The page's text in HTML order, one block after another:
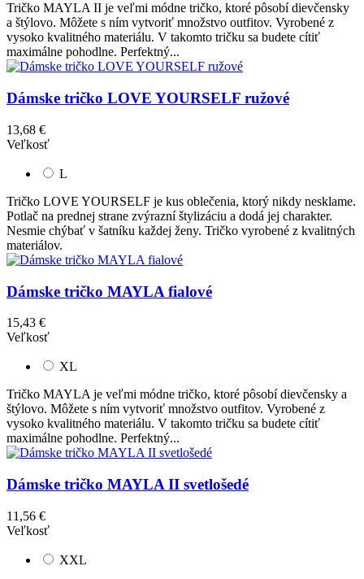
Tričko MAYLA II je veľmi módne tričko, ktoré pôsobí dievčensky
a štýlovo. Môžete s ním vytvoriť množstvo outfitov. Vyrobené z
vysoko kvalitného materiálu. V takomto tričku sa budete cítiť
maximálne pohodlne. Perfektný...
Dámske tričko LOVE YOURSELF ružové
13,68 €
Veľkosť
L
Tričko LOVE YOURSELF je kus oblečenia, ktorý nikdy nesklame.
Potlač na prednej strane zvýrazní štylizáciu a dodá jej charakter.
Nesmie chýbať v šatníku každej ženy. Tričko vyrobené z kvalitných
materiálov.
Dámske tričko MAYLA fialové
15,43 €
Veľkosť
XL
Tričko MAYLA je veľmi módne tričko, ktoré pôsobí dievčensky a
štýlovo. Môžete s ním vytvoriť množstvo outfitov. Vyrobené z
vysoko kvalitného materiálu. V takomto tričku sa budete cítiť
maximálne pohodlne. Perfektný...
Dámske tričko MAYLA II svetlošedé
11,56 €
Veľkosť
XXL